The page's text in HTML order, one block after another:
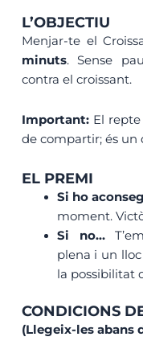
L’OBJECTIU
Menjar-te el
minuts. Sense
contra el croissant.
Important:El
de compartir; és un
EL PREMI
Si ho
moment.
Si no…
plena i un
la possibilitat
CONDICIONS
(Llegeix-les abans